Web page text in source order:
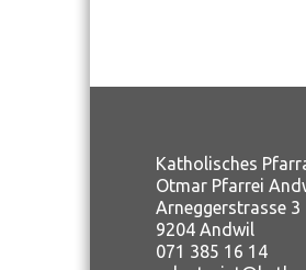
Katholisches
Otmar Pfarrei
Arneggerstrasse 3
9204 Andwil
071 385 16 14